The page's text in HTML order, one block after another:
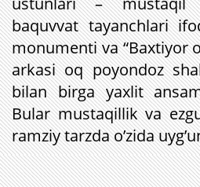
baquvvat tayanchlari
monumenti va “Baxtiyor
arkasi oq poyondoz
bilan birga yaxlit
Bular mustaqillik va
ramziy tarzda o’zida